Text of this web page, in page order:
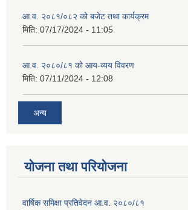
आ.व. २०८१/०८२ को बजेट तथा कार्यक्रम
मिति: 07/17/2024 - 11:05
आ.व. २०८०/८१ को आय-व्यय विवरण
मिति: 07/11/2024 - 12:08
अन्य
योजना तथा परियोजना
वार्षिक समिक्षा प्रतिवेदन आ.व. २०८०/८१